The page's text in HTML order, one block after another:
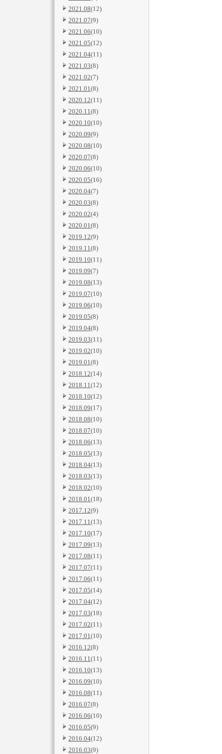
2021.08(12)
2021.07(9)
2021.06(10)
2021.05(12)
2021.04(11)
2021.03(8)
2021.02(7)
2021.01(8)
2020.12(11)
2020.11(8)
2020.10(10)
2020.09(9)
2020.08(10)
2020.07(8)
2020.06(10)
2020.05(16)
2020.04(7)
2020.03(8)
2020.02(4)
2020.01(8)
2019.12(9)
2019.11(8)
2019.10(11)
2019.09(7)
2019.08(13)
2019.07(10)
2019.06(10)
2019.05(8)
2019.04(8)
2019.03(11)
2019.02(10)
2019.01(8)
2018.12(14)
2018.11(12)
2018.10(12)
2018.09(17)
2018.08(10)
2018.07(10)
2018.06(13)
2018.05(13)
2018.04(13)
2018.03(13)
2018.02(10)
2018.01(18)
2017.12(9)
2017.11(13)
2017.10(17)
2017.09(13)
2017.08(11)
2017.07(11)
2017.06(11)
2017.05(14)
2017.04(12)
2017.03(18)
2017.02(11)
2017.01(10)
2016.12(8)
2016.11(11)
2016.10(13)
2016.09(10)
2016.08(11)
2016.07(8)
2016.06(10)
2016.05(9)
2016.04(12)
2016.03(9)